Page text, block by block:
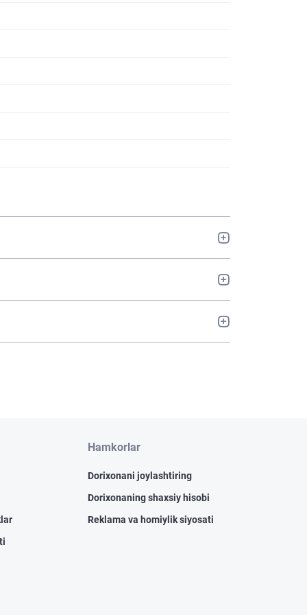
Hamkorlar
Dorixonani joylashtiring
Dorixonaning shaxsiy hisobi
Reklama va homiylik siyosati